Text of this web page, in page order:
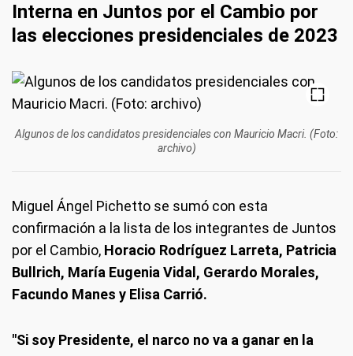
Interna en Juntos por el Cambio por
las elecciones presidenciales de 2023
Algunos de los candidatos presidenciales con Mauricio Macri. (Foto:
archivo)
Miguel Ángel Pichetto se sumó con esta
confirmación a la lista de los integrantes de Juntos
por el Cambio, Horacio Rodríguez Larreta, Patricia
Bullrich, María Eugenia Vidal, Gerardo Morales,
Facundo Manes y Elisa Carrió.
"Si soy Presidente, el narco no va a ganar en la